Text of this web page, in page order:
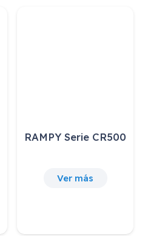
RAMPY Serie CR500
Ver más